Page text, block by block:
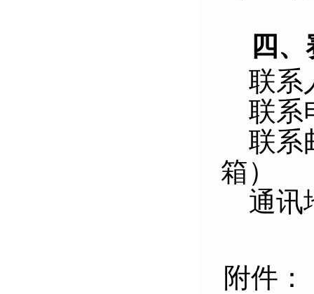
四 、
联系
联系
联系
箱）
通讯
附件：